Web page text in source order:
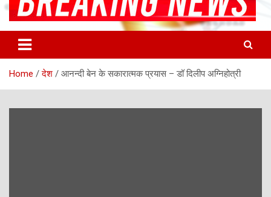
Home देश आनन्दी बेन के सकारात्मक प्रयास – डॉ दिलीप अग्निहोत्री